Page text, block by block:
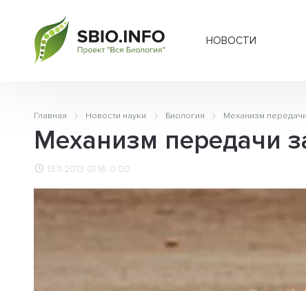
НОВОСТИ
Главная Новости науки Биология Механизм
Механизм передачи
13.11.2013 01:16 0.00